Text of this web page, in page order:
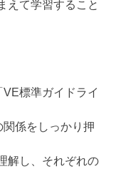
えて学習すること
VE標準ガイドライ
係をしっかり押
解し、それぞれの